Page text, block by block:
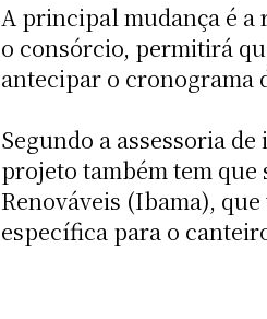
A principal mudança é a
o consórcio, permitirá
antecipar o cronograma
Segundo a assessoria
projeto também tem
Renováveis (Ibama),
específica para o